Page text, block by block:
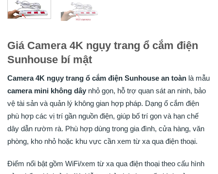
Giá Camera 4K ngụy trang ổ cắm điện
Sunhouse bí mật
Camera 4K ngụy trang ổ cắm điện Sunhouse an toàn là mẫu
camera mini không dây nhỏ gọn, hỗ trợ quan sát an ninh, bảo
vệ tài sản và quản lý không gian hợp pháp. Dạng ổ cắm điện
phù hợp các vị trí gần nguồn điện, giúp bố trí gọn và hạn chế
dây dẫn rườm rà. Phù hợp dùng trong gia đình, cửa hàng, văn
phòng, kho nhỏ hoặc khu vực cần xem từ xa qua điện thoại.
Điểm nổi bật gồm WiFi/xem từ xa qua điện thoại theo cấu hình